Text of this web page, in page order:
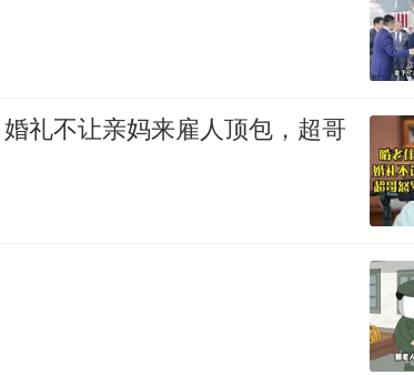
礼不让亲妈来雇人顶包，超哥